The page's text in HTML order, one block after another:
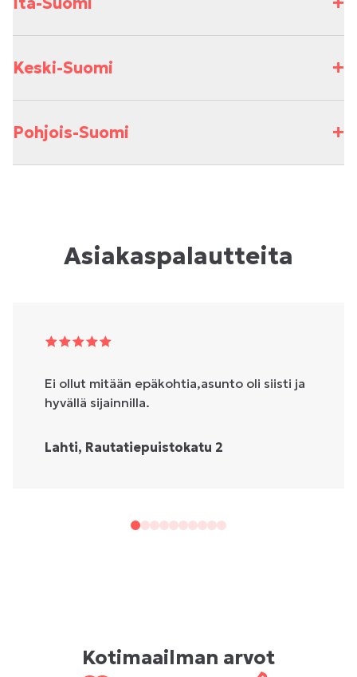
Keski-Suomi +
Pohjois-Suomi +
Asiakaspalautteita
Ei ollut mitään epäkohtia,asunto oli siisti ja
hyvällä sijainnilla.
Lahti, Rautatiepuistokatu 2
Kotimaailman arvot